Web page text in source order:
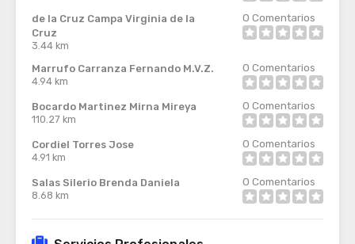
de la Cruz Campa Virginia de la
Cruz
3.44 km
0 Comentarios
Marrufo Carranza Fernando M.V.Z.
4.94 km
0 Comentarios
Bocardo Martinez Mirna Mireya
110.27 km
0 Comentarios
Cordiel Torres Jose
4.91 km
0 Comentarios
Salas Silerio Brenda Daniela
8.68 km
0 Comentarios